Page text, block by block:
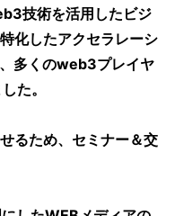
技術を活用したビジ
化したアクセラレーシ
多くのweb3プレイヤ
た。
るため、セミナー＆交